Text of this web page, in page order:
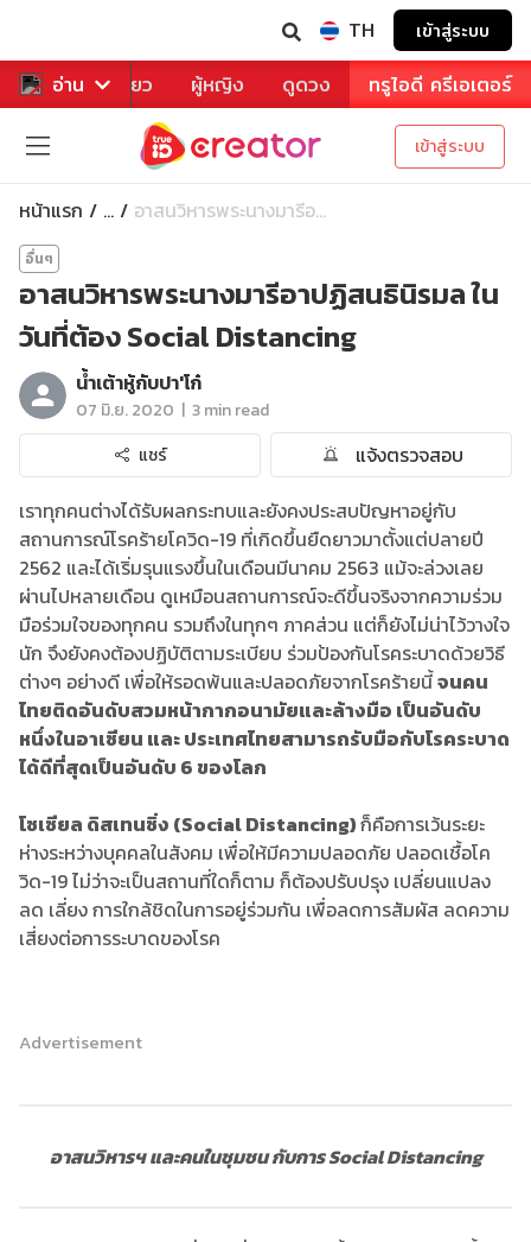
TH เข้าสู่ระบบ
อ่าน
หาร ท่องเที่ยว ผู้หญิง ดูดวง ทรูไอดี ครีเอเตอร์
เข้าสู่ระบบ
หน้าแรก ... อาสนวิหารพระนางมารีอ...
อื่นๆ
อาสนวิหารพระนางมารีอาปฏิสนธินิรมล ใน
วันที่ต้อง Social Distancing
น้ำเต้าหู้กับปา'โก๋
07 มิ.ย. 2020 | 3 min read
แชร์
แจ้งตรวจสอบ
เราทุกคนต่างได้รับผลกระทบและยังคงประสบปัญหาอยู่กับ
สถานการณ์โรคร้ายโควิด-19 ที่เกิดขึ้นยืดยาวมาตั้งแต่ปลายปี
2562 และได้เริ่มรุนแรงขึ้นในเดือนมีนาคม 2563 แม้จะล่วงเลย
ผ่านไปหลายเดือน ดูเหมือนสถานการณ์จะดีขึ้นจริงจากความร่วม
มือร่วมใจของทุกคน รวมถึงในทุกๆ ภาคส่วน แต่ก็ยังไม่น่าไว้วางใจ
นัก จึงยังคงต้องปฏิบัติตามระเบียบ ร่วมป้องกันโรคระบาดด้วยวิธี
ต่างๆ อย่างดี เพื่อให้รอดพ้นและปลอดภัยจากโรคร้ายนี้จนคน
ไทยติดอันดับสวมหน้ากากอนามัยและล้างมือ เป็นอันดับ
หนึ่งในอาเซียน และ ประเทศไทยสามารถรับมือกับโรคระบาด
ได้ดีที่สุดเป็นอันดับ 6 ของโลก
โซเซียล ดิสเทนซิ่ง (Social Distancing)ก็คือการเว้นระยะ
ห่างระหว่างบุคคลในสังคม เพื่อให้มีความปลอดภัย ปลอดเชื้อโค
วิด-19 ไม่ว่าจะเป็นสถานที่ใดก็ตาม ก็ต้องปรับปรุง เปลี่ยนแปลง
ลด เลี่ยง การใกล้ชิดในการอยู่ร่วมกัน เพื่อลดการสัมผัส ลดความ
เสี่ยงต่อการระบาดของโรค
Advertisement
อาสนวิหารฯ และคนในชุมชน กับการ Social Distancing